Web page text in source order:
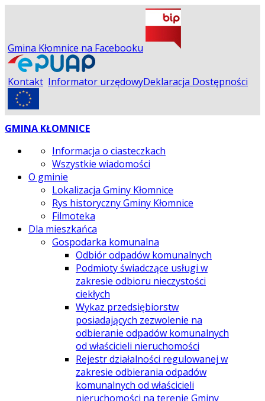
Gmina Kłomnice na Facebooku
Kontakt Informator urzędowyDeklaracja Dostępności
GMINA KŁOMNICE
Informacja o ciasteczkach
Wszystkie wiadomości
O gminie
Lokalizacja Gminy Kłomnice
Rys historyczny Gminy Kłomnice
Filmoteka
Dla mieszkańca
Gospodarka komunalna
Odbiór odpadów komunalnych
Podmioty świadczące usługi w
zakresie odbioru nieczystości
ciekłych
Wykaz przedsiębiorstw
posiadających zezwolenie na
odbieranie odpadów komunalnych
od właścicieli nieruchomości
Rejestr działalności regulowanej w
zakresie odbierania odpadów
komunalnych od właścicieli
nieruchomości na terenie Gminy